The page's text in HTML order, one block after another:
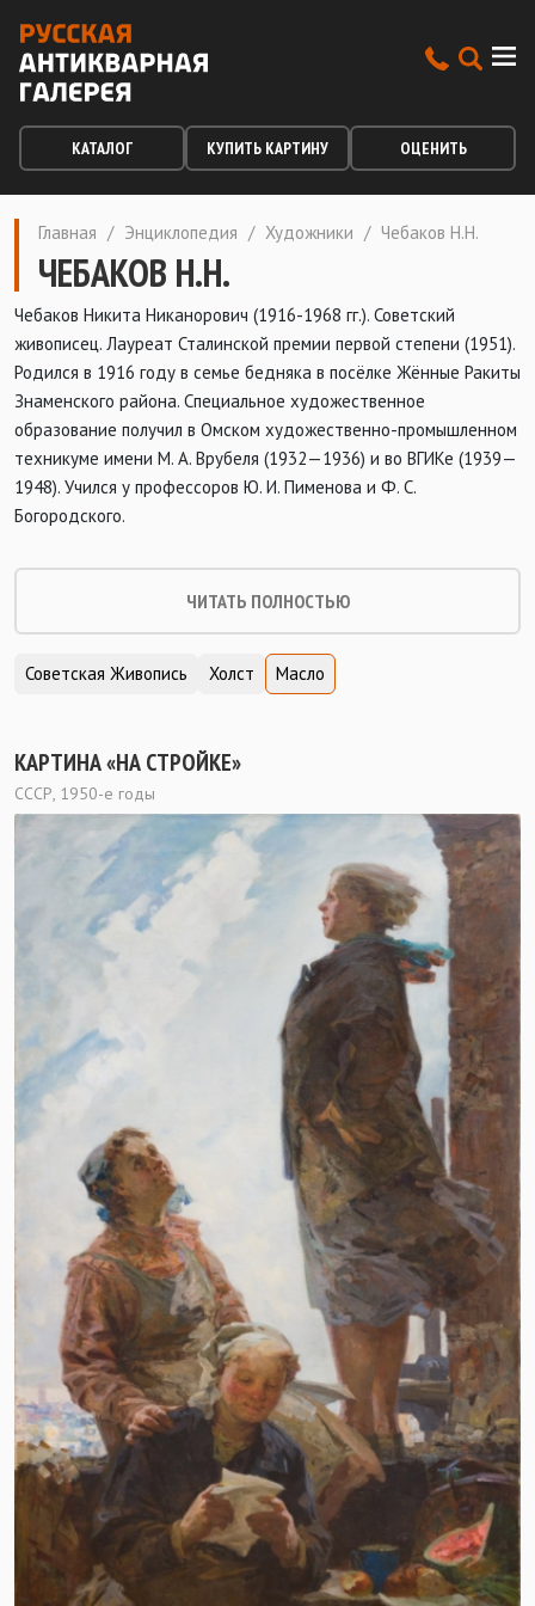
КАТАЛОГ КУПИТЬ КАРТИНУ ОЦЕНИТЬ
Главная / Энциклопедия / Художники / Чебаков Н.Н.
ЧЕБАКОВ Н.Н.
Чебаков Никита Никанорович (1916-1968 гг.). Советский
живописец. Лауреат Сталинской премии первой степени (1951).
Родился в 1916 году в семье бедняка в посёлке Жённые Ракиты
Знаменского района. Специальное художественное
образование получил в Омском художественно-промышленном
техникуме имени М. А. Врубеля (1932—1936) и во ВГИКе (1939—
1948). Учился у профессоров Ю. И. Пименова и Ф. С.
Богородского.
ЧИТАТЬ ПОЛНОСТЬЮ
Советская Живопись Холст Масло
КАРТИНА «НА СТРОЙКЕ»
СССР, 1950-е годы